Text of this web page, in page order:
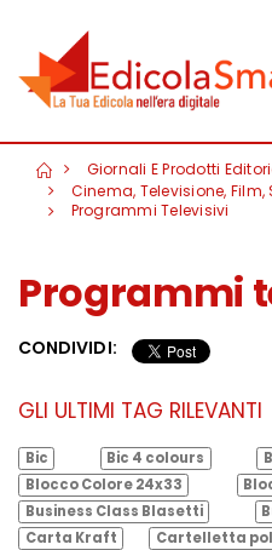
Giornali E Prodotti
Cinema, Televisione, Film,
Programmi Televisivi
Programmi
CONDIVIDI:
GLI ULTIMI TAG RILEVANTI
Bic Bic 4 colours
Blocco Colore 24x33
Business Class Blasetti
Carta Kraft
Cartelletta